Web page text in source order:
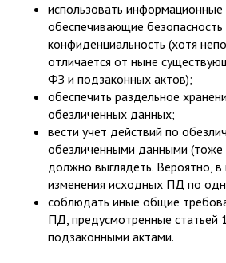
использовать
обеспечивающие безопасность
конфиденциальность (хотя
отличается от ныне
ФЗ и подзаконных актов);
обеспечить раздельное
обезличенных данных;
вести учет действий по
обезличенными данными (тоже
должно выглядеть. Вероятно, в
изменения исходных ПД по
соблюдать иные общие
ПД, предусмотренные
подзаконными актами.